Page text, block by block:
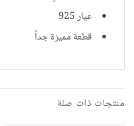
عيار 925
قطعة مميزة جداً
منتجات ذات صلة